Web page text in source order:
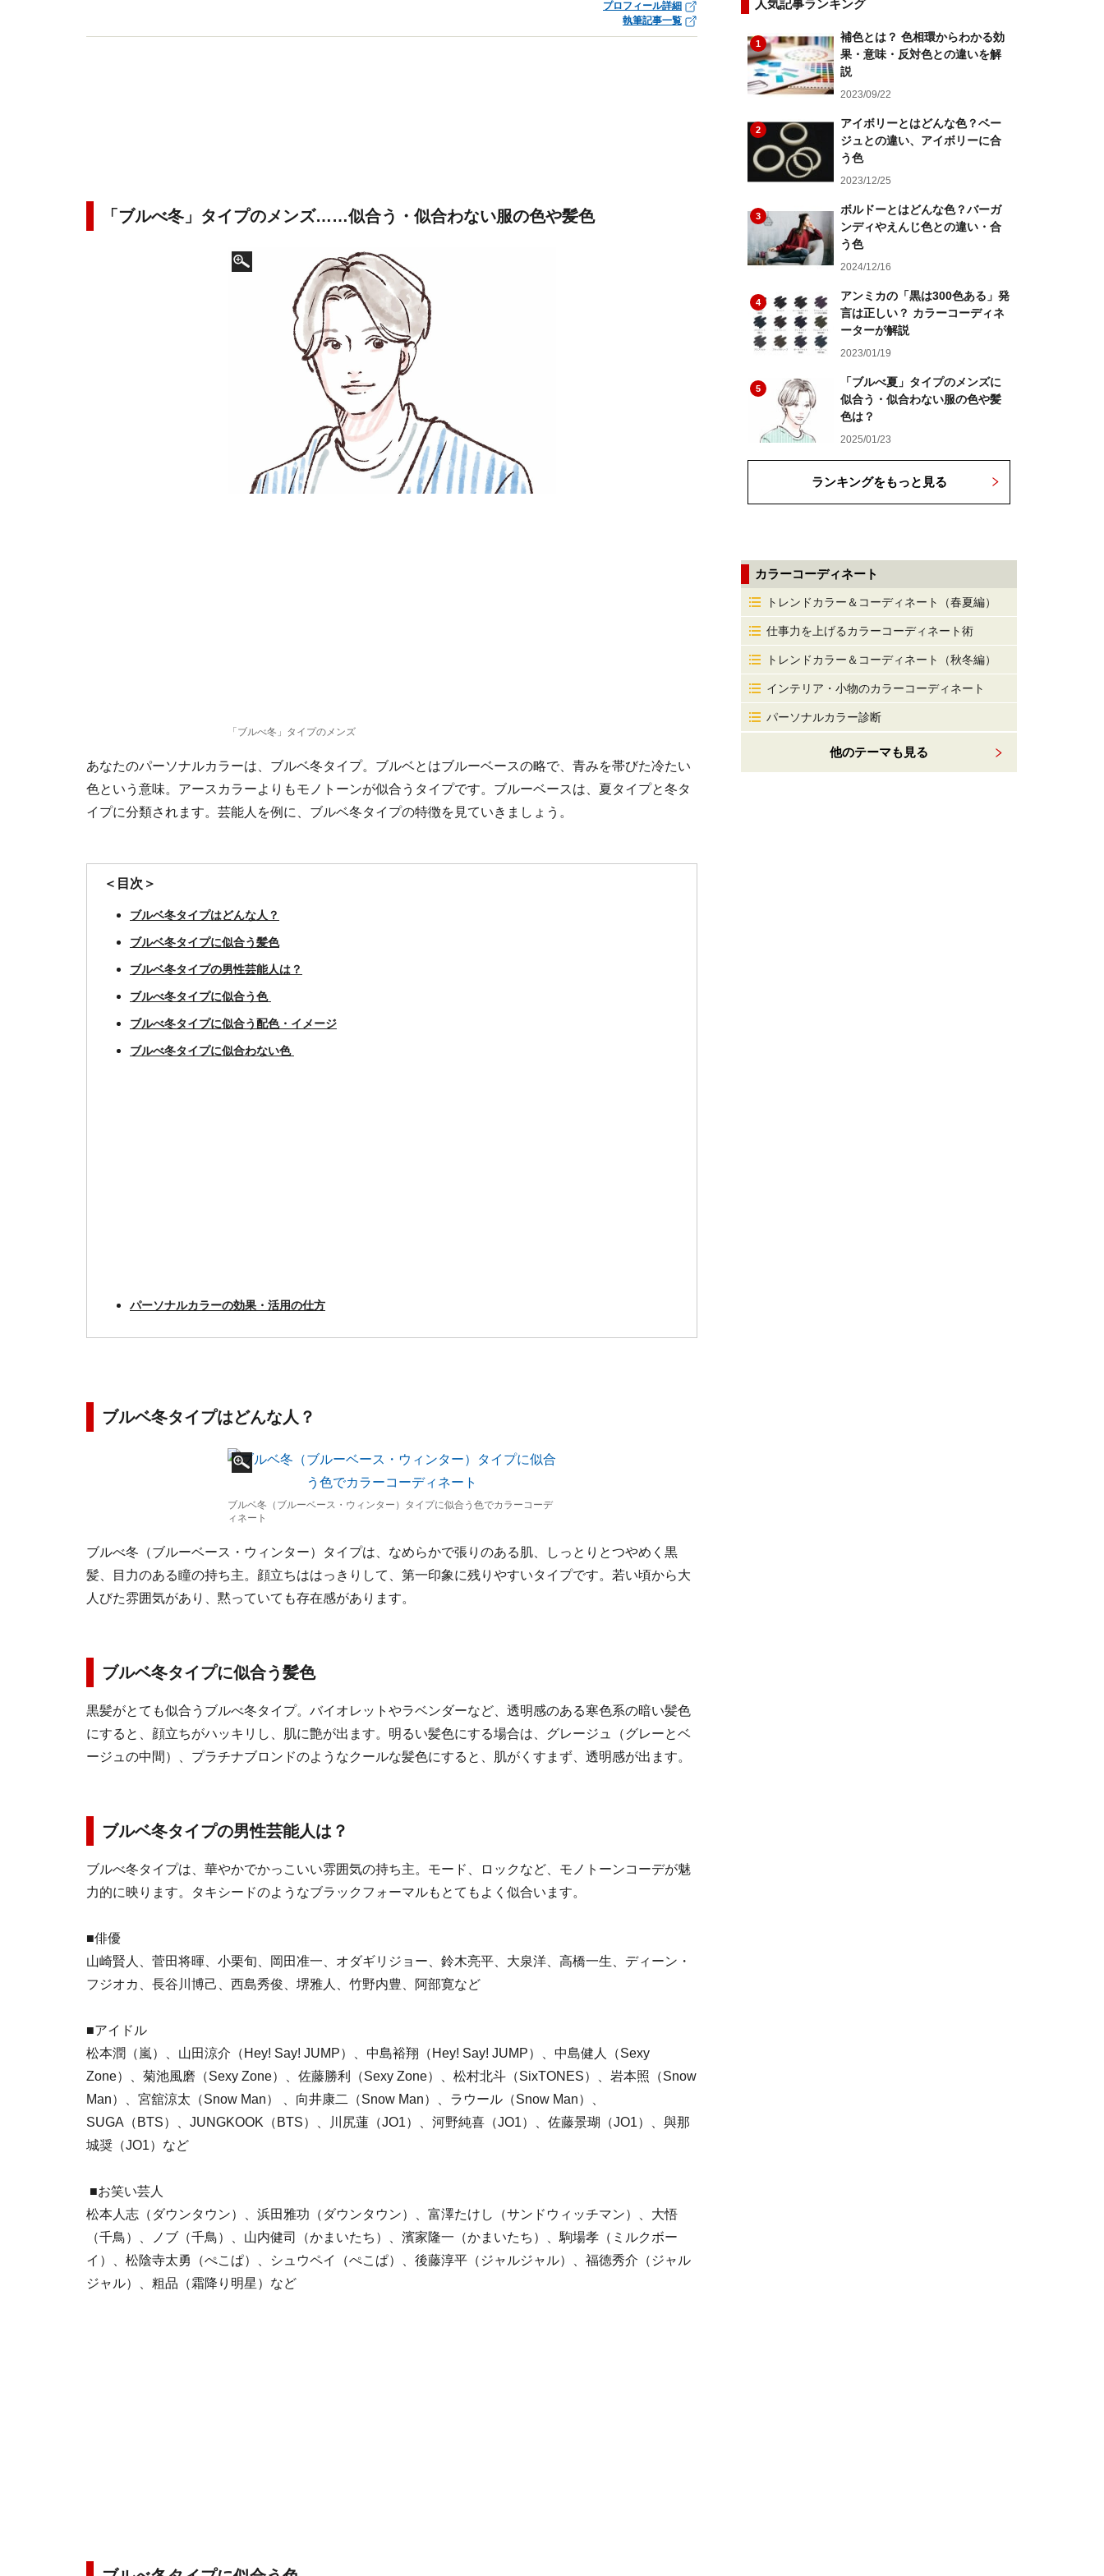
プロフィール詳細
執筆記事一覧
「ブルべ冬」タイプのメンズ……似合う・似合わない服の色や髪色
「ブルべ冬」タイプのメンズ
あなたのパーソナルカラーは、ブルベ冬タイプ。ブルベとはブルーベースの略で、青みを帯びた冷たい
色という意味。アースカラーよりもモノトーンが似合うタイプです。ブルーベースは、夏タイプと冬タ
イプに分類されます。芸能人を例に、ブルベ冬タイプの特徴を見ていきましょう。
＜目次＞
ブルベ冬タイプはどんな人？
ブルベ冬タイプに似合う髪色
ブルベ冬タイプの男性芸能人は？
ブルべ冬タイプに似合う色
ブルべ冬タイプに似合う配色・イメージ
ブルべ冬タイプに似合わない色
パーソナルカラーの効果・活用の仕方
ブルベ冬タイプはどんな人？
ブルベ冬（ブルーベース・ウィンター）タイプに似合う色でカラーコーデ
ィネート
ブルべ冬（ブルーベース・ウィンター）タイプは、なめらかで張りのある肌、しっとりとつやめく黒
髪、目力のある瞳の持ち主。顔立ちははっきりして、第一印象に残りやすいタイプです。若い頃から大
人びた雰囲気があり、黙っていても存在感があります。
ブルベ冬タイプに似合う髪色
黒髪がとても似合うブルべ冬タイプ。バイオレットやラベンダーなど、透明感のある寒色系の暗い髪色
にすると、顔立ちがハッキリし、肌に艶が出ます。明るい髪色にする場合は、グレージュ（グレーとベ
ージュの中間）、プラチナブロンドのようなクールな髪色にすると、肌がくすまず、透明感が出ます。
ブルベ冬タイプの男性芸能人は？
ブルべ冬タイプは、華やかでかっこいい雰囲気の持ち主。モード、ロックなど、モノトーンコーデが魅
力的に映ります。タキシードのようなブラックフォーマルもとてもよく似合います。
■俳優
山崎賢人、菅田将暉、小栗旬、岡田准一、オダギリジョー、鈴木亮平、大泉洋、高橋一生、ディーン・
フジオカ、長谷川博己、西島秀俊、堺雅人、竹野内豊、阿部寛など
■アイドル
松本潤（嵐）、山田涼介（Hey! Say! JUMP）、中島裕翔（Hey! Say! JUMP）、中島健人（Sexy
Zone）、菊池風磨（Sexy Zone）、佐藤勝利（Sexy Zone）、松村北斗（SixTONES）、岩本照（Snow
Man）、宮舘涼太（Snow Man） 、向井康二（Snow Man）、ラウール（Snow Man）、
SUGA（BTS）、JUNGKOOK（BTS）、川尻蓮（JO1）、河野純喜（JO1）、佐藤景瑚（JO1）、與那
城奨（JO1）など
■お笑い芸人
松本人志（ダウンタウン）、浜田雅功（ダウンタウン）、富澤たけし（サンドウィッチマン）、大悟
（千鳥）、ノブ（千鳥）、山内健司（かまいたち）、濱家隆一（かまいたち）、駒場孝（ミルクボー
イ）、松陰寺太勇（ぺこぱ）、シュウペイ（ぺこぱ）、後藤淳平（ジャルジャル）、福徳秀介（ジャル
ジャル）、粗品（霜降り明星）など
人気記事ランキング
1
補色とは？ 色相環からわかる効
果・意味・反対色との違いを解
説
2023/09/22
2
アイボリーとはどんな色？ベー
ジュとの違い、アイボリーに合
う色
2023/12/25
3
ボルドーとはどんな色？バーガ
ンディやえんじ色との違い・合
う色
2024/12/16
4
アンミカの「黒は300色ある」発
言は正しい？ カラーコーディネ
ーターが解説
2023/01/19
5
「ブルべ夏」タイプのメンズに
似合う・似合わない服の色や髪
色は？
2025/01/23
ランキングをもっと見る
カラーコーディネート
トレンドカラー＆コーディネート（春夏編）
仕事力を上げるカラーコーディネート術
トレンドカラー＆コーディネート（秋冬編）
インテリア・小物のカラーコーディネート
パーソナルカラー診断
他のテーマも見る